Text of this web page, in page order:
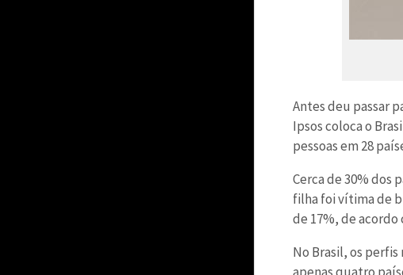
Antes deu passar
Ipsos coloca o
pessoas em 28
Cerca de 30% dos
filha foi vítima de
de 17%, de acordo
No Brasil, os perfis